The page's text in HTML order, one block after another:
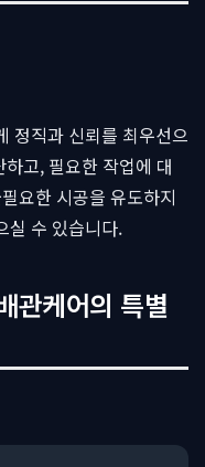
정직과 신뢰를 최우선으
고, 필요한 작업에 대
요한 시공을 유도하지
실 수 있습니다.
관케어의 특별